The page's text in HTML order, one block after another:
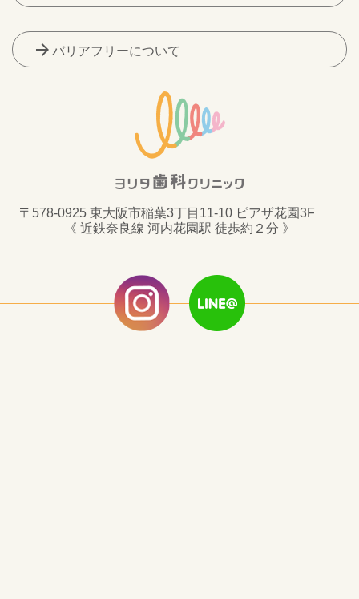
arrow_forward バリアフリーについて
〒578-0925 東大阪市稲葉3丁目11-10 ピアザ花園3F
《 近鉄奈良線 河内花園駅 徒歩約２分 》